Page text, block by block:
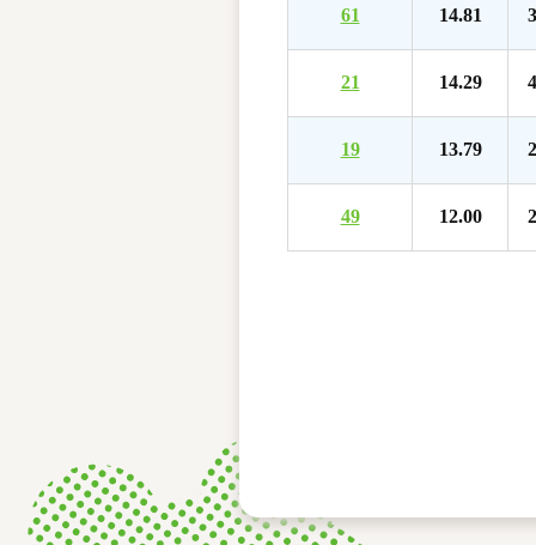
61 14.81
21 14.29
19 13.79
49 12.00